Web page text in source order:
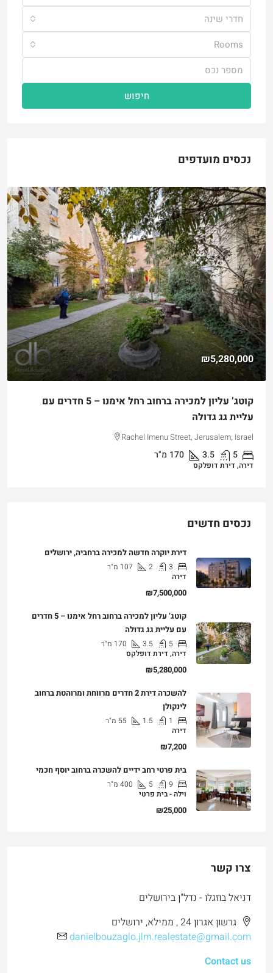
חדרי שינה
Rooms
חיפוש
נכסים מועדפים
₪4,750,000
למכירה דירת גן שקטה ונגישה במלואה בקטמון הישנה
Hizkiyahu HaMelech Street, Jerusalem, Israel
3
3
101מ"ר
דירה, דירת גן
3
2
107 מ"ר
דירה
₪7,500,000
עם עליית גג גדולה
5
3.5
170
דירה, דירת דופלקס
₪5,280,000
לינקולן
1
דירה
₪7,200
9
5
400 מ"ר
וילה - בית פרטי
₪25,000
danielbouzaglo.jlm.realestate@gmail.com